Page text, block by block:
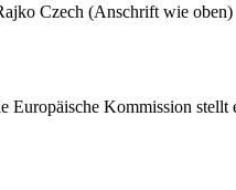
Czech (Anschrift wie oben)
Kommission